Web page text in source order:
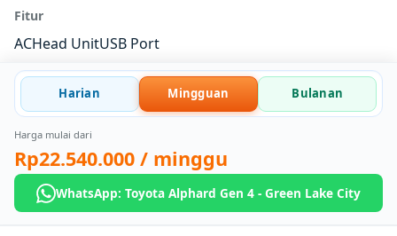
Fitur
ACHead UnitUSB Port
Harian Mingguan Bulanan
Harga mulai dari
Rp22.540.000 / minggu
WhatsApp: Toyota Alphard Gen 4 - Green Lake City